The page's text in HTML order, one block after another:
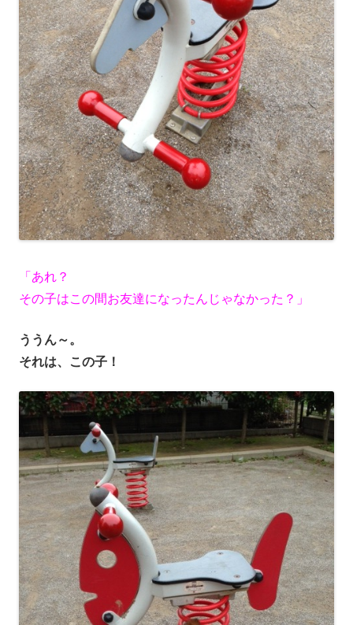
「あれ？
その子はこの間お友達になったんじゃなかった？」
ううん～。
それは、この子！